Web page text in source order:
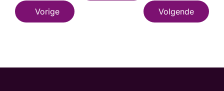
Vorige Volgende